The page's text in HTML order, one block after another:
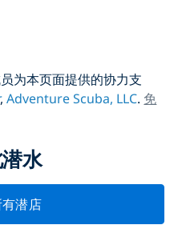
为本页面提供的协力支
,Adventure Scuba, LLC. 免
水
潜店